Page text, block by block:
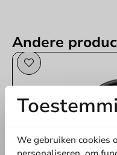
Andere
We gebruiken cookies